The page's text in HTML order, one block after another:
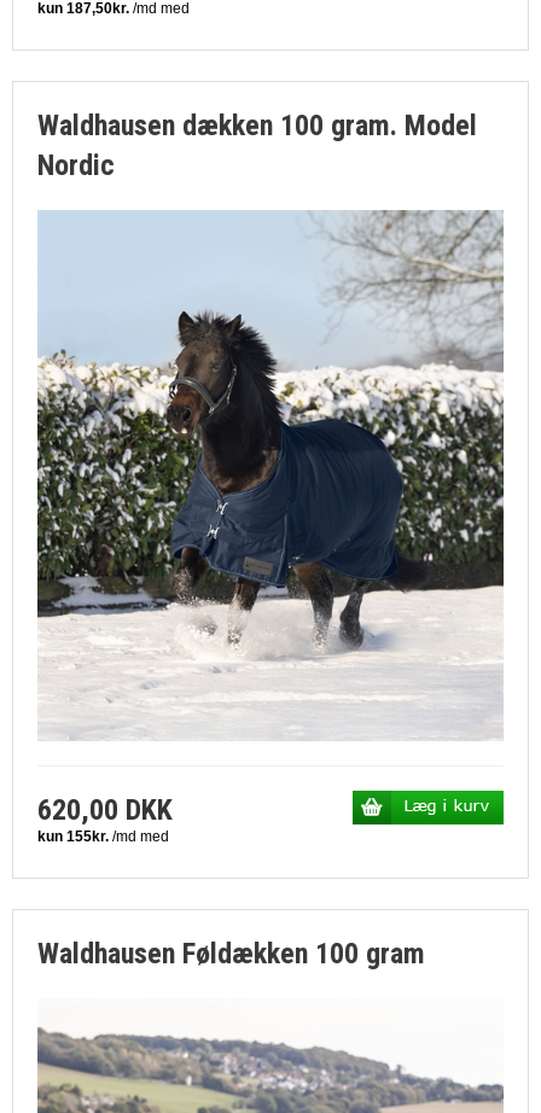
Waldhausen dækken 100 gram. Model
Nordic
620,00 DKK
Waldhausen Føldækken 100 gram